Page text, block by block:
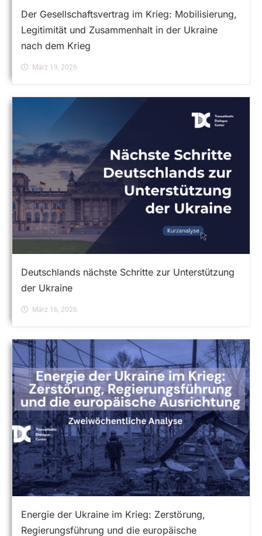
Der Gesellschaftsvertrag im Krieg: Mobilisierung,
Legitimität und Zusammenhalt in der Ukraine
nach dem Krieg
März 19, 2026
Deutschlands nächste Schritte zur Unterstützung
der Ukraine
März 16, 2026
Energie der Ukraine im Krieg: Zerstörung,
Regierungsführung und die europäische